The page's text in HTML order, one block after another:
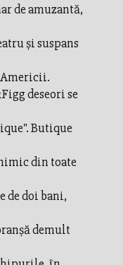
de amuzantă,
şi suspans
deseori se
Butique
din toate
de doi bani,
demult